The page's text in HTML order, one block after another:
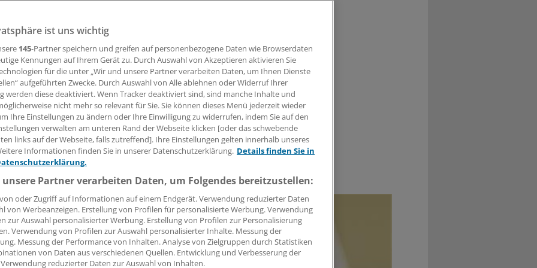
Tremor wird häufig erst nach vielen Jahren erkannt. Ein Grund:
das Zittern in den Beinen nicht - sie sprechen eher von Gummibeinen,
oder Muskelschwäche.
05:03 Uhr
ist uns wichtig
145-Partner speichern und greifen auf personenbezogene Daten wie Browserdaten
Kennungen auf Ihrem Gerät zu. Durch Auswahl von Akzeptieren aktivieren Sie
für die unter „Wir und unsere Partner verarbeiten Daten, um Ihnen Dienste
aufgeführten Zwecke. Durch Auswahl von Alle ablehnen oder Widerruf Ihrer
werden diese deaktiviert. Wenn Tracker deaktiviert sind, sind manche Inhalte und
nicht mehr so relevant für Sie. Sie können dieses Menü jederzeit wieder
Ihre Einstellungen zu ändern oder Ihre Einwilligung zu widerrufen, indem Sie auf den
verwalten am unteren Rand der Webseite klicken [oder das schwebende
links auf der Webseite, falls zutreffend]. Ihre Einstellungen gelten innerhalb unseres
Informationen finden Sie in unserer Datenschutzerklärung. Details finden Sie in
Partner verarbeiten Daten, um Folgendes bereitzustellen:
oder Zugriff auf Informationen auf einem Endgerät. Verwendung reduzierter Daten
von Werbeanzeigen. Erstellung von Profilen für personalisierte Werbung. Verwendung
zur Auswahl personalisierter Werbung. Erstellung von Profilen zur Personalisierung
Verwendung von Profilen zur Auswahl personalisierter Inhalte. Messung der
Messung der Performance von Inhalten. Analyse von Zielgruppen durch Statistiken
von Daten aus verschiedenen Quellen. Entwicklung und Verbesserung der
reduzierter Daten zur Auswahl von Inhalten.